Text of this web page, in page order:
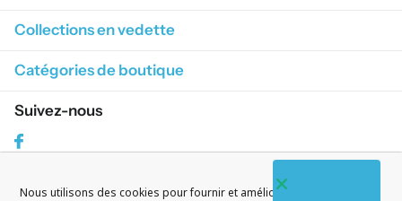
Collections en vedette
Catégories de boutique
Suivez-nous
S'abonner à nos courriels
Nous utilisons des cookies pour fournir et améliorer nos services. En